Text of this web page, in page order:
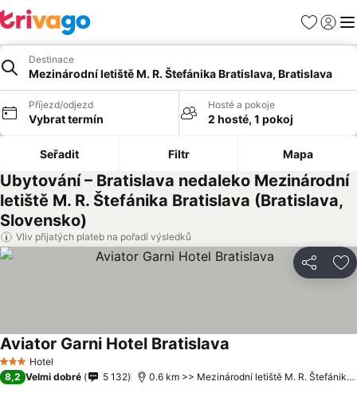
Oblíbené
Destinace
Mezinárodní letiště M. R. Štefánika Bratislava, Bratislava
Příjezd/odjezd
Vybrat termín
Hosté a pokoje
2 hosté, 1 pokoj
Seřadit Filtr Mapa
Ubytování – Bratislava nedaleko Mezinárodní
letiště M. R. Štefánika Bratislava (Bratislava,
Slovensko)
Vliv přijatých plateb na pořadí výsledků
Sdílet
3 Počet hvězdiček
Hotel
Aviator Garni Hotel Bratislava
8,2 Velmi dobré 5 132 0.6 km >> Mezinárodní letiště M. R. Štefánika Bratislava